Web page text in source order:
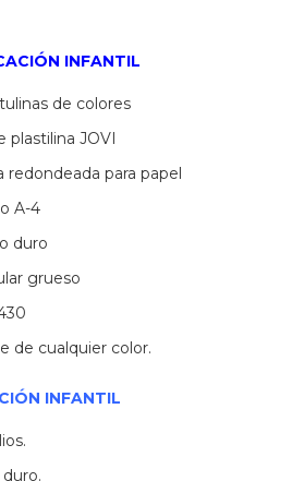
INFANTIL
de colores
plastilina JOVI
redondeada para papel
A-4
duro
grueso
de cualquier color.
INFANTIL